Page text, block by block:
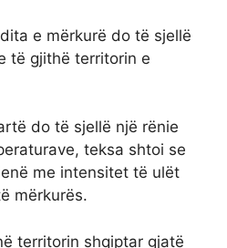
e mërkurë do të sjellë
të gjithë territorin e
do të sjellë një rënie
teksa shtoi se
me intensitet të ulët
mërkurës.
territorin shqiptar gjatë